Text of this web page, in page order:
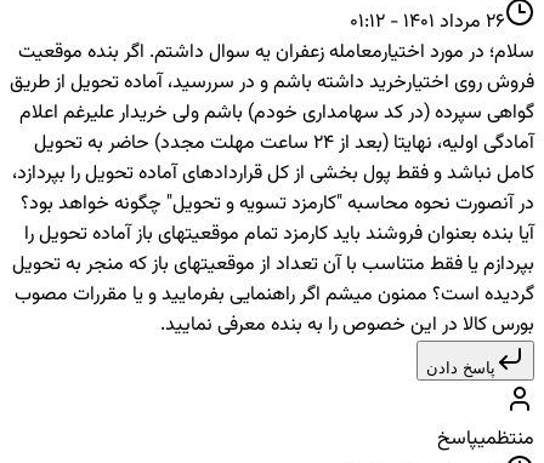
26 مرداد 1401 - 01:12
سلام؛ در مورد اختیارمعامله زعفران یه سوال داشتم. اگر بنده موقعیت
فروش روی اختیارخرید داشته باشم و در سررسید، آماده تحویل از طریق
گواهی سپرده (در کد سهامداری خودم) باشم ولی خریدار علیرغم اعلام
آمادگی اولیه، نهایتا (بعد از 24 ساعت مهلت مجدد) حاضر به تحویل
کامل نباشد و فقط پول بخشی از کل قراردادهای آماده تحویل را بپردازد،
در آنصورت نحوه محاسبه "کارمزد تسویه و تحویل" چگونه خواهد بود؟
آیا بنده بعنوان فروشند باید کارمزد تمام موقعیتهای باز آماده تحویل را
بپردازم یا فقط متناسب با آن تعداد از موقعیتهای باز که منجر به تحویل
گردیده است؟ ممنون میشم اگر راهنمایی بفرمایید و یا مقررات مصوب
بورس کالا در این خصوص را به بنده معرفی نمایید.
پاسخ دادن
منتظمیپاسخ